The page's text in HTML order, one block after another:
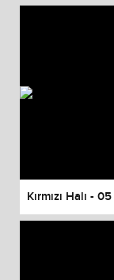
Kırmızı Halı -